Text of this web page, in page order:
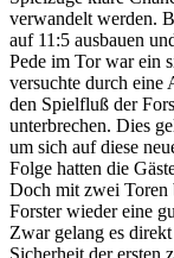
verwandelt werden.
auf 11:5 ausbauen
Pede im Tor war ein
versuchte durch eine
den Spielfluß der
unterbrechen. Dies
um sich auf diese
Folge hatten die
Doch mit zwei Toren
Forster wieder eine
Zwar gelang es
Sicherheit der ersten